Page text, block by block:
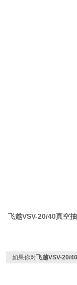
飞越VSV-20/40真空
如果你对飞越VSV-20/